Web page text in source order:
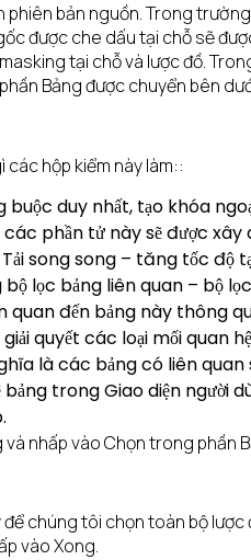
phiên bản nguồn. Trong
được che dấu tại chỗ sẽ
tại chỗ và lược đồ.
phần Bảng được chuyển bên
các hộp kiểm này làm::
buộc duy nhất, tạo khóa
phần tử này sẽ được xây
Tải song song – tăng tốc độ
bộ lọc bảng liên quan – bộ
quan đến bảng này thông
giải quyết các loại mối quan
là các bảng có liên quan
bảng trong Giao diện người
và nhấp vào Chọn trong phần
để chúng tôi chọn toàn bộ
vào Xong.